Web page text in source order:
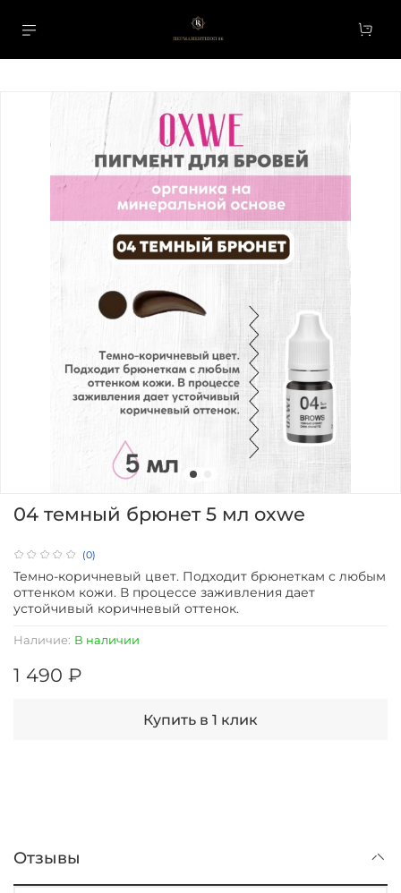
(0)
Наличие: В наличии
04 темный брюнет 5 мл oxwe
1 490 ₽
Купить в 1 клик
Темно-коричневый цвет. Подходит брюнеткам с любым
оттенком кожи. В процессе заживления дает
устойчивый коричневый оттенок.
Отзывы